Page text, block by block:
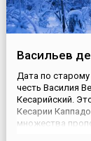
Васильев
Дата по
честь Василия
Кесарийский.
Кесарии
множества